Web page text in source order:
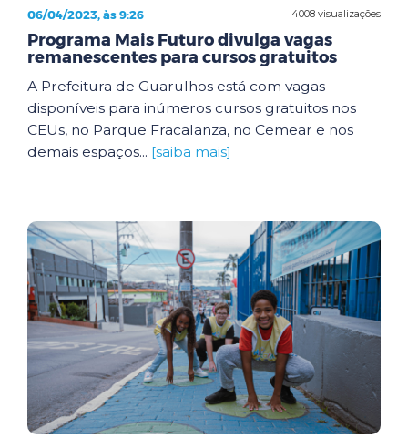
4008 visualizações
06/04/2023, às 9:26
Programa Mais Futuro divulga vagas
remanescentes para cursos gratuitos
A Prefeitura de Guarulhos está com vagas
disponíveis para inúmeros cursos gratuitos nos
CEUs, no Parque Fracalanza, no Cemear e nos
demais espaços... [saiba mais]